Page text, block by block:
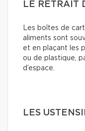
LE RETRAIT
Les boîtes de
aliments sont
et en plaçant les
ou de plastique,
d’espace.
LES